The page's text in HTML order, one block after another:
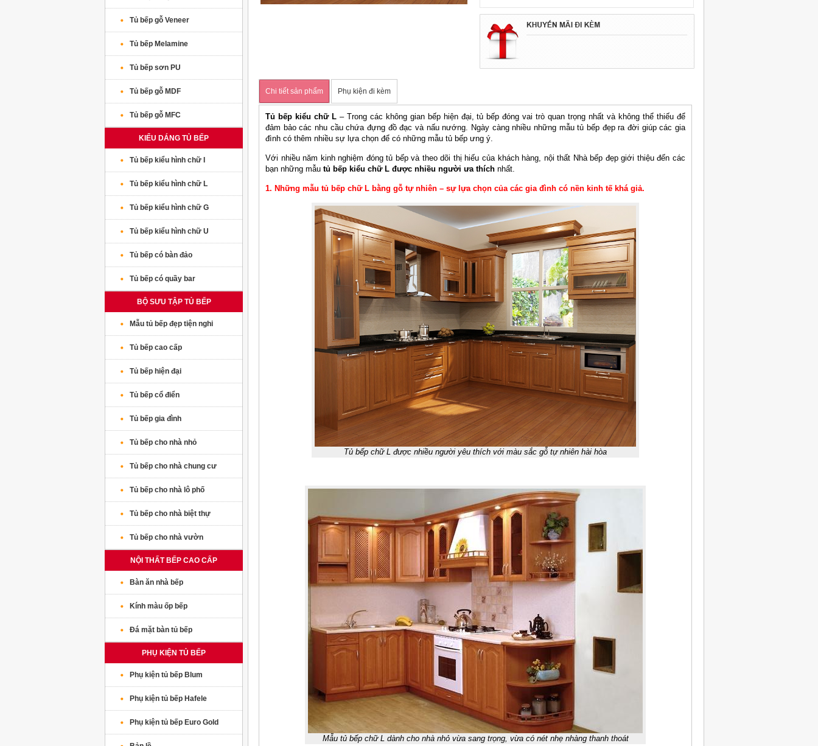
Chi tiết sản phẩm Phụ kiện đi kèm
Tủ bếp kiểu chữ L– Trong các không gian bếp hiện đại, tủ bếp đóng vai trò quan trọng nhất và không thể thiếu để
đảm bảo các nhu cầu chứa đựng đồ đạc và nấu nướng. Ngày càng nhiều những mẫu tủ bếp đẹp ra đời giúp các gia
đình có thêm nhiều sự lựa chọn để có những mẫu tủ bếp ưng ý.
Với nhiều năm kinh nghiệm đóng tủ bếp và theo dõi thị hiếu của khách hàng, nội thất Nhà bếp đẹp giới thiệu đến các
bạn những mẫu tủ bếp kiểu chữ L được nhiều người ưa thích nhất.
1. Những mẫu tủ bếp chữ L bằng gỗ tự nhiên – sự lựa chọn của các gia đình có nền kinh tế khá giả.
Tủ bếp chữ L được nhiều người yêu thích với màu sắc gỗ tự nhiên hài hòa
Mẫu tủ bếp chữ L dành cho nhà nhỏ vừa sang trọng, vừa có nét nhẹ nhàng thanh thoát
Tủ bếp gỗ Veneer
Tủ bếp Melamine
Tủ bếp sơn PU
Tủ bếp gỗ MDF
Tủ bếp gỗ MFC
KIỂU DÁNG TỦ BẾP
Tủ bếp kiểu hình chữ I
Tủ bếp kiểu hình chữ L
Tủ bếp kiểu hình chữ G
Tủ bếp kiểu hình chữ U
Tủ bếp có bàn đảo
Tủ bếp có quầy bar
BỘ SƯU TẬP TỦ BẾP
Mẫu tủ bếp đẹp tiện nghi
Tủ bếp cao cấp
Tủ bếp hiện đại
Tủ bếp cổ điển
Tủ bếp gia đình
Tủ bếp cho nhà nhỏ
Tủ bếp cho nhà chung cư
Tủ bếp cho nhà lô phố
Tủ bếp cho nhà biệt thự
Tủ bếp cho nhà vườn
NỘI THẤT BẾP CAO CẤP
Bàn ăn nhà bếp
Kính màu ốp bếp
Đá mặt bàn tủ bếp
PHỤ KIỆN TỦ BẾP
Phụ kiện tủ bếp Blum
Phụ kiện tủ bếp Hafele
Phụ kiện tủ bếp Euro Gold